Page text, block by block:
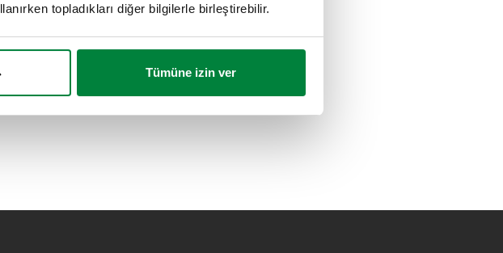
topladıkları diğer bilgilerle birleştirebilir.
Tümüne izin ver